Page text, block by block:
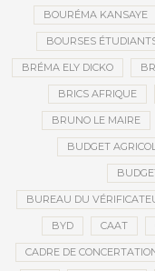
BOURÉMA KANSAYE
BOURSES
BRÉMA ELY DICKO
BRICS AFRIQUE
BRUNO LE MAIRE
BUDGET
BUREAU DU
BYD CAAT
CADRE DE